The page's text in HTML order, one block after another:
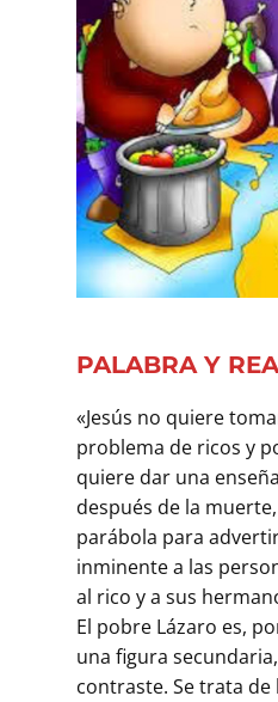
PALABRA Y
«Jesús no quiere
problema de ricos y
quiere dar una
después de la
parábola para
inminente a las
al rico y a sus
El pobre Lázaro es,
una figura
contraste. Se trata